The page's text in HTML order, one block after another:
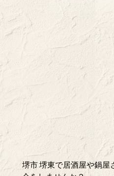
堺市 堺東で居酒屋や鍋